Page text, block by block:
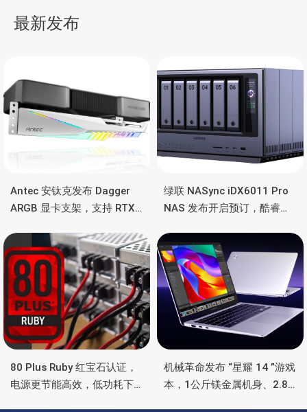
航
最新发布
Antec 安钛克发布 Dagger
ARGB 显卡支架，支持 RTX
绿联 NASync iDX6011 Pro
NAS 发布开启预订，酷睿
雷电4、OCuLink
80 Plus Ruby 红宝石认证，
电源更节能高效，低功耗下
机械革命发布 “星耀 14 ”游戏
本，1公斤镁金属机身、2.8K